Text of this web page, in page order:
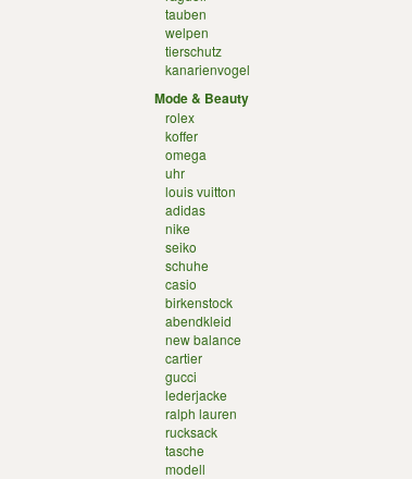
tauben
welpen
tierschutz
kanarienvogel
Mode & Beauty
rolex
koffer
omega
uhr
louis vuitton
adidas
nike
seiko
schuhe
casio
birkenstock
abendkleid
new balance
cartier
gucci
lederjacke
ralph lauren
rucksack
tasche
modell